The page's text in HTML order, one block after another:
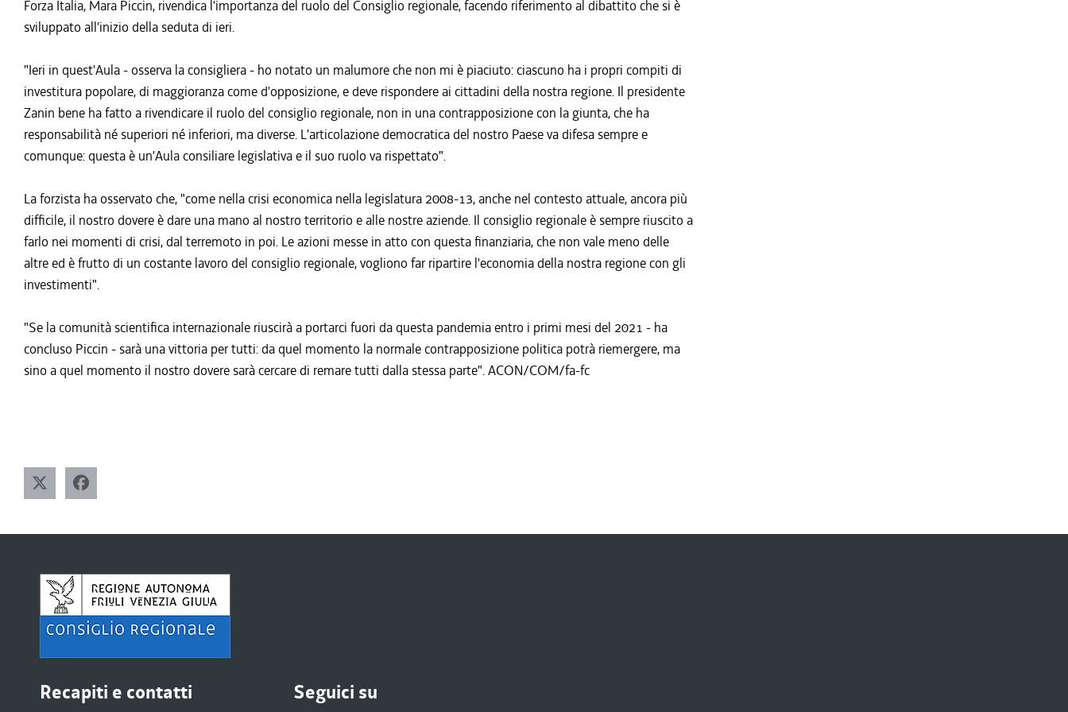
Forza Italia, Mara Piccin, rivendica l'importanza del ruolo del Consiglio regionale, facendo riferimento al dibattito che si è
sviluppato all'inizio della seduta di ieri.
"Ieri in quest'Aula - osserva la consigliera - ho notato un malumore che non mi è piaciuto: ciascuno ha i propri compiti di
investitura popolare, di maggioranza come d'opposizione, e deve rispondere ai cittadini della nostra regione. Il presidente
Zanin bene ha fatto a rivendicare il ruolo del consiglio regionale, non in una contrapposizione con la giunta, che ha
responsabilità né superiori né inferiori, ma diverse. L'articolazione democratica del nostro Paese va difesa sempre e
comunque: questa è un'Aula consiliare legislativa e il suo ruolo va rispettato".
La forzista ha osservato che, "come nella crisi economica nella legislatura 2008-13, anche nel contesto attuale, ancora più
difficile, il nostro dovere è dare una mano al nostro territorio e alle nostre aziende. Il consiglio regionale è sempre riuscito a
farlo nei momenti di crisi, dal terremoto in poi. Le azioni messe in atto con questa finanziaria, che non vale meno delle
altre ed è frutto di un costante lavoro del consiglio regionale, vogliono far ripartire l'economia della nostra regione con gli
investimenti".
"Se la comunità scientifica internazionale riuscirà a portarci fuori da questa pandemia entro i primi mesi del 2021 - ha
concluso Piccin - sarà una vittoria per tutti: da quel momento la normale contrapposizione politica potrà riemergere, ma
sino a quel momento il nostro dovere sarà cercare di remare tutti dalla stessa parte". ACON/COM/fa-fc
Recapiti e contatti Seguici su